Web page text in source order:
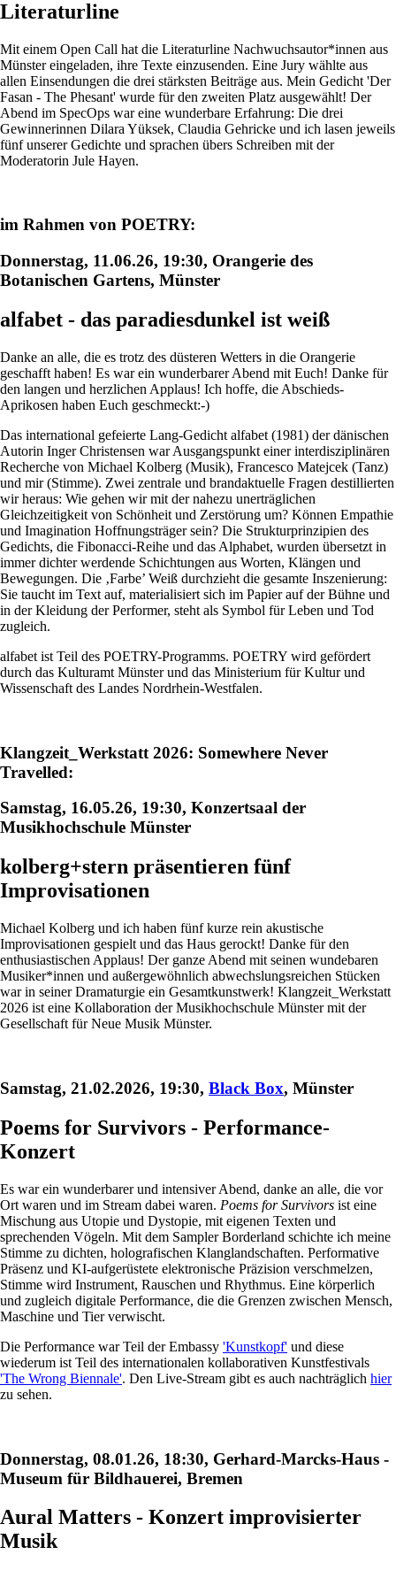
Literaturline
Mit einem Open Call hat die Literaturline Nachwuchsautor*innen aus
Münster eingeladen, ihre Texte einzusenden. Eine Jury wählte aus
allen Einsendungen die drei stärksten Beiträge aus. Mein Gedicht 'Der
Fasan - The Phesant' wurde für den zweiten Platz ausgewählt! Der
Abend im SpecOps war eine wunderbare Erfahrung: Die drei
Gewinnerinnen Dilara Yüksek, Claudia Gehricke und ich lasen jeweils
fünf unserer Gedichte und sprachen übers Schreiben mit der
Moderatorin Jule Hayen.
im Rahmen von POETRY:
Donnerstag, 11.06.26, 19:30, Orangerie des
Botanischen Gartens, Münster
alfabet - das paradiesdunkel ist weiß
Danke an alle, die es trotz des düsteren Wetters in die Orangerie
geschafft haben! Es war ein wunderbarer Abend mit Euch! Danke für
den langen und herzlichen Applaus! Ich hoffe, die Abschieds-
Aprikosen haben Euch geschmeckt:-)
Das international gefeierte Lang-Gedicht alfabet (1981) der dänischen
Autorin Inger Christensen war Ausgangspunkt einer interdisziplinären
Recherche von Michael Kolberg (Musik), Francesco Matejcek (Tanz)
und mir (Stimme). Zwei zentrale und brandaktuelle Fragen destillierten
wir heraus: Wie gehen wir mit der nahezu unerträglichen
Gleichzeitigkeit von Schönheit und Zerstörung um? Können Empathie
und Imagination Hoffnungsträger sein? Die Strukturprinzipien des
Gedichts, die Fibonacci-Reihe und das Alphabet, wurden übersetzt in
immer dichter werdende Schichtungen aus Worten, Klängen und
Bewegungen. Die ‚Farbe’ Weiß durchzieht die gesamte Inszenierung:
Sie taucht im Text auf, materialisiert sich im Papier auf der Bühne und
in der Kleidung der Performer, steht als Symbol für Leben und Tod
zugleich.
alfabet ist Teil des POETRY-Programms. POETRY wird gefördert
durch das Kulturamt Münster und das Ministerium für Kultur und
Wissenschaft des Landes Nordrhein-Westfalen.
Klangzeit_Werkstatt 2026: Somewhere Never
Travelled:
Samstag, 16.05.26, 19:30, Konzertsaal der
Musikhochschule Münster
kolberg+stern präsentieren fünf
Improvisationen
Michael Kolberg und ich haben fünf kurze rein akustische
Improvisationen gespielt und das Haus gerockt! Danke für den
enthusiastischen Applaus! Der ganze Abend mit seinen wundebaren
Musiker*innen und außergewöhnlich abwechslungsreichen Stücken
war in seiner Dramaturgie ein Gesamtkunstwerk! Klangzeit_Werkstatt
2026 ist eine Kollaboration der Musikhochschule Münster mit der
Gesellschaft für Neue Musik Münster.
Samstag, 21.02.2026, 19:30, Black Box, Münster
Poems for Survivors - Performance-
Konzert
Es war ein wunderbarer und intensiver Abend, danke an alle, die vor
Ort waren und im Stream dabei waren. Poems for Survivors ist eine
Mischung aus Utopie und Dystopie, mit eigenen Texten und
sprechenden Vögeln. Mit dem Sampler Borderland schichte ich meine
Stimme zu dichten, holografischen Klanglandschaften. Performative
Präsenz und KI‑aufgerüstete elektronische Präzision verschmelzen,
Stimme wird Instrument, Rauschen und Rhythmus. Eine körperlich
und zugleich digitale Performance, die die Grenzen zwischen Mensch,
Maschine und Tier verwischt.
Die Performance war Teil der Embassy 'Kunstkopf' und diese
wiederum ist Teil des internationalen kollaborativen Kunstfestivals
'The Wrong Biennale'. Den Live-Stream gibt es auch nachträglich hier
zu sehen.
Donnerstag, 08.01.26, 18:30, Gerhard-Marcks-Haus -
Museum für Bildhauerei, Bremen
Aural Matters - Konzert improvisierter
Musik